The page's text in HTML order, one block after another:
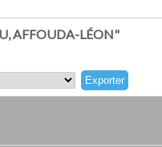
AFFOUDA-LÉON"